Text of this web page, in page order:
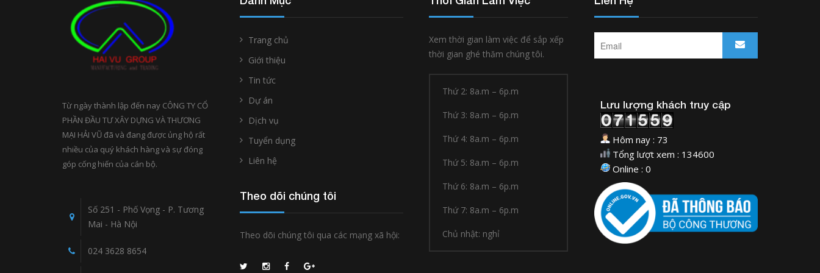
Từ ngày thành lập đến nay CÔNG TY CỔ
PHẦN ĐẦU TƯ XÂY DỰNG VÀ THƯƠNG
MẠI HẢI VŨ đã và đang được ủng hộ rất
nhiều của quý khách hàng và sự đóng
góp cống hiến của cán bộ.
Số 251 - Phố Vọng - P. Tương
Mai - Hà Nội
024 3628 8654
Trang chủ
Giới thiệu
Tin tức
Dự án
Dịch vụ
Tuyển dụng
Liên hệ
Theo dõi chúng tôi
Theo dõi chúng tôi qua các mạng xã hội:
Xem thời gian làm việc để sắp xếp
thời gian ghé thăm chúng tôi.
Thứ 2: 8a.m – 6p.m
Thứ 3: 8a.m – 6p.m
Thứ 4: 8a.m – 6p.m
Thứ 5: 8a.m – 6p.m
Thứ 6: 8a.m – 6p.m
Thứ 7: 8a.m – 6p.m
Chủ nhật: nghỉ
Lưu lượng khách truy cập
Hôm nay : 73
Tổng lượt xem : 134600
Online : 0